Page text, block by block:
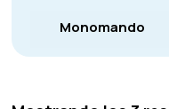
Monomando